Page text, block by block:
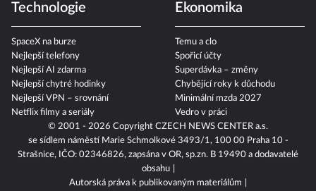
Technologie
SpaceX na burze
Nejlepší telefony
Nejlepší AI zdarma
Nejlepší chytré hodinky
Nejlepší VPN – srovnání
Netflix filmy a seriály
Ekonomika
Temu a clo
Spořicí účty
Superdávka – změny
Chybějící roky k důchodu
Minimální mzda 2027
Vedro v práci
© 2001 - 2026 Copyright CZECH NEWS CENTER a.s.
se sídlem náměstí Marie Schmolkové 3493/1, 100 00 Praha 10 -
Strašnice, IČO: 02346826, zapsána v OR, sp.zn. B 19490 a dodavatelé
obsahu
Autorská práva k publikovaným materiálům